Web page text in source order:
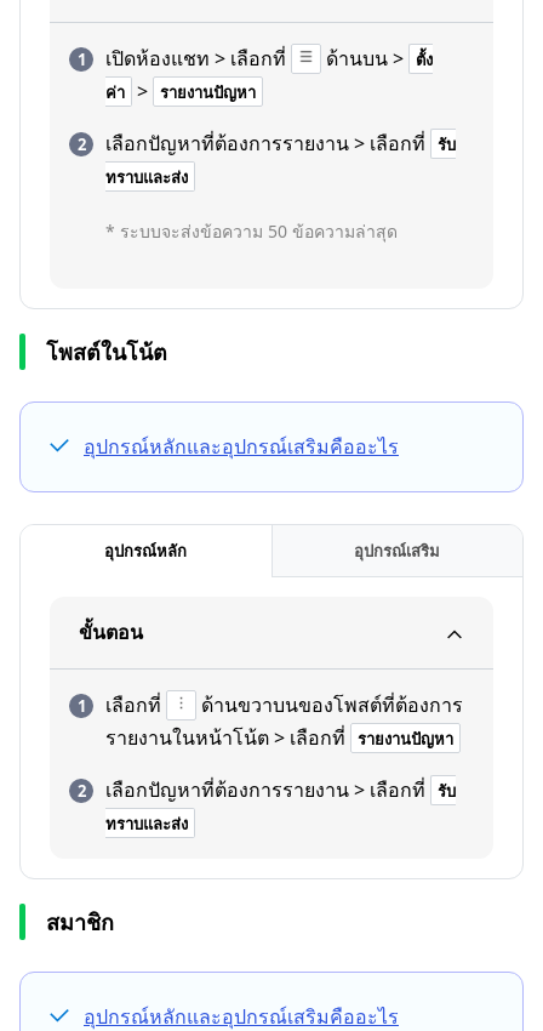
เปิดห้องแชท > เลือกที่ ด้านบน >
ตั้ง
ค่า > รายงานปัญหา
เลือกปัญหาที่ต้องการรายงาน > เลือกที่
รับ
ทราบและส่ง
* ระบบจะส่งข้อความ 50 ข้อความล่าสุด
โพสต์ในโน้ต
อุปกรณ์หลักและอุปกรณ์เสริมคืออะไร
อุปกรณ์หลัก อุปกรณ์เสริม
ขั้นตอน
เลือกที่
ด้านขวาบนของโพสต์ที่ต้องการ
รายงานในหน้าโน้ต > เลือกที่
รายงานปัญหา
เลือกปัญหาที่ต้องการรายงาน > เลือกที่
รับ
ทราบและส่ง
สมาชิก
อุปกรณ์หลักและอุปกรณ์เสริมคืออะไร